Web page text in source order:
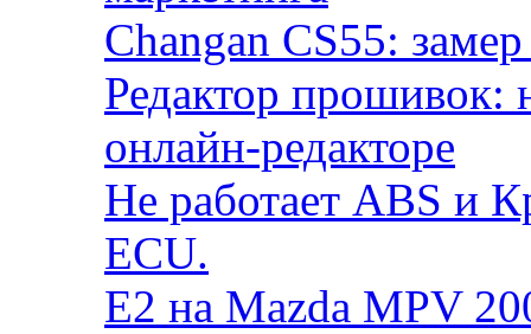
Changan CS55:
Редактор прошивок:
онлайн-редакторе
Не работает ABS и
ECU.
E2 на Mazda MPV